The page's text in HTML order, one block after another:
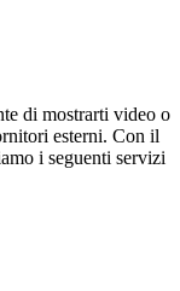
di mostrarti video o
esterni. Con il
i seguenti servizi